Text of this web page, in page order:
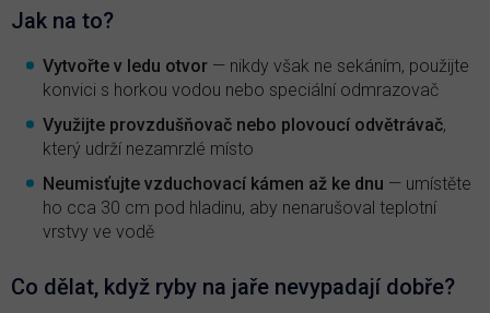
Jak na to?
Vytvořte v ledu otvor — nikdy však ne sekáním, použijte
konvici s horkou vodou nebo speciální odmrazovač
Využijte provzdušňovač nebo plovoucí odvětrávač,
který udrží nezamrzlé místo
Neumisťujte vzduchovací kámen až ke dnu — umístěte
ho cca 30 cm pod hladinu, aby nenarušoval teplotní
vrstvy ve vodě
Co dělat, když ryby na jaře nevypadají dobře?